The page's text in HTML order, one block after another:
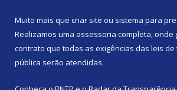
Muito mais que criar site ou sistema para
Realizamos uma assessoria completa, onde
contrato que todas as exigências das leis de
pública serão atendidas.